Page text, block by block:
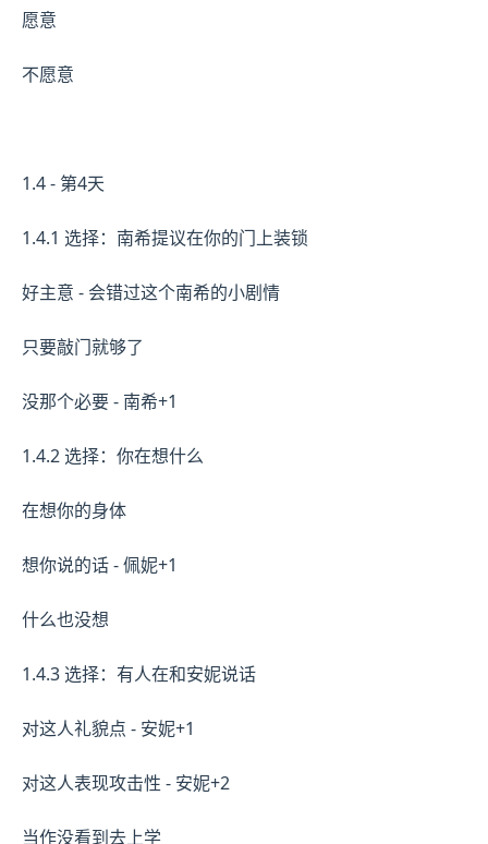
愿意
不愿意
1.4 - 第4天
1.4.1 选择：南希提议在你的门上装锁
好主意 - 会错过这个南希的小剧情
只要敲门就够了
没那个必要 - 南希+1
1.4.2 选择：你在想什么
在想你的身体
想你说的话 - 佩妮+1
什么也没想
1.4.3 选择：有人在和安妮说话
对这人礼貌点 - 安妮+1
对这人表现攻击性 - 安妮+2
当作没看到去上学